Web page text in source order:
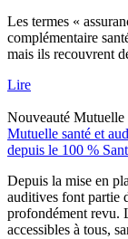
Les termes «
complémentaire
mais ils recouvrent
Lire
Nouveauté Mutuelle
Mutuelle santé et
depuis le 100 %
Depuis la mise en
auditives font partie
profondément revu.
accessibles à tous,